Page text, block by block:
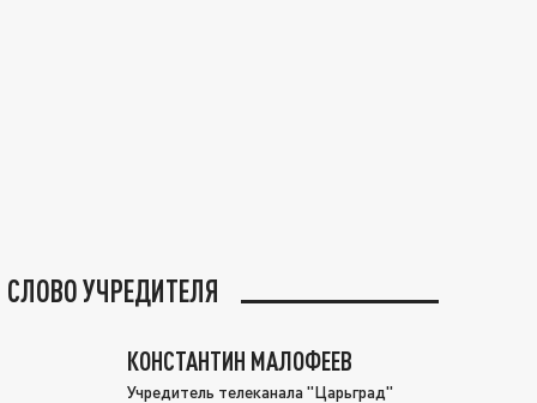
СЛОВО УЧРЕДИТЕЛЯ
КОНСТАНТИН МАЛОФЕЕВ
Учредитель телеканала "Царьград"